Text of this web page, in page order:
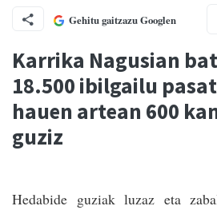
Gehitu gaitzazu Googlen
Karrika Nagusian
18.500 ibilgailu
hauen artean 600
guziz
Hedabide guziak luzaz eta